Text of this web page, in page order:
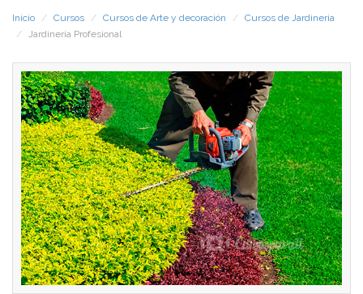
de prevención de riesgos
laborales.
El Curso de Jardinería
Profesional de CCC se ha
desarrollado siguiendo el
contenido formativo
específico para el certificado
de profesionalidad de
"Instalación y mantenimiento
de jardines y zonas verdes"
campos de deporte.
* Ser trabajador cualificado
en la instalación de jardines y
zonas verdes.
* Obtener un empleo
cualificado de mantenimiento
y mejora de jardines y zonas
verdes.
* Trabajar por cuenta propia
en empresa de jardinería.
Inicio Cursos Cursos de Arte y decoración
Cursos de Jardineria
Jardinería Profesional